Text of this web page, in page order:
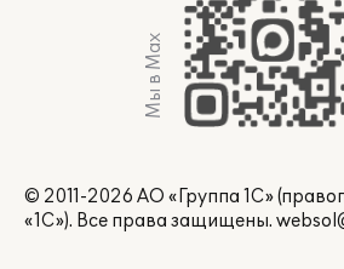
Мы в Max
© 2011-2026 АО «Группа 1С»
«1С»). Все права защищены.